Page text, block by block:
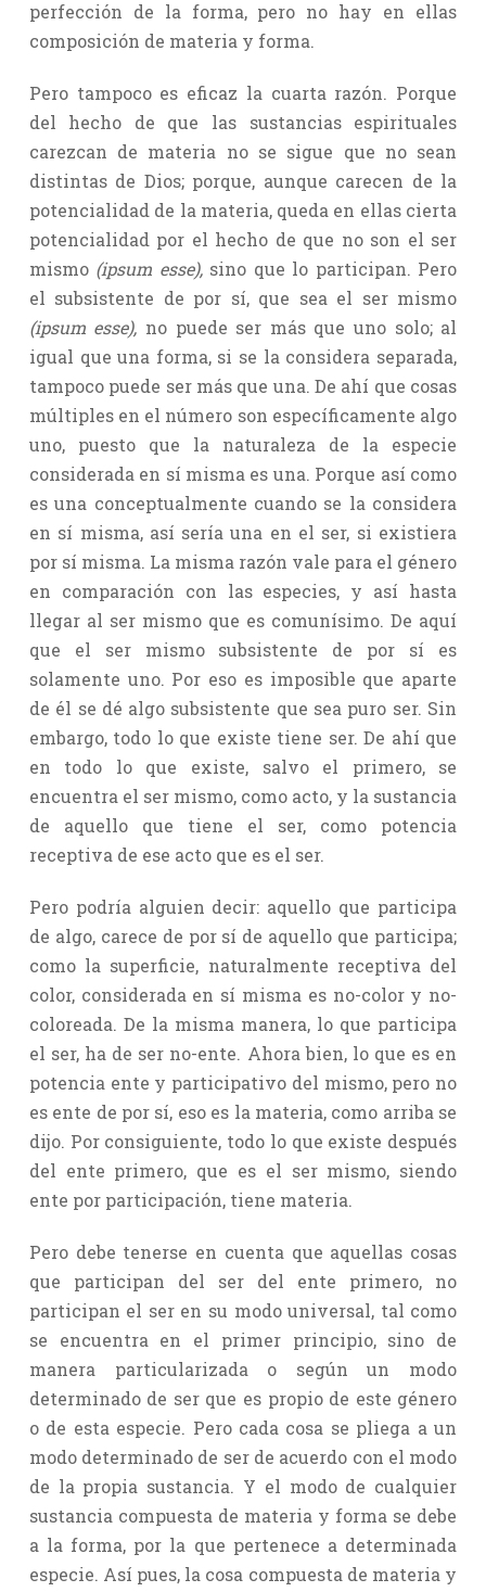
perfección de la forma, pero no hay en ellas
composición de materia y forma.
Pero tampoco es eficaz la cuarta razón. Porque
del hecho de que las sustancias espirituales
carezcan de materia no se sigue que no sean
distintas de Dios; porque, aunque carecen de la
potencialidad de la materia, queda en ellas cierta
potencialidad por el hecho de que no son el ser
mismo (ipsum esse), sino que lo participan. Pero
el subsistente de por sí, que sea el ser mismo
(ipsum esse), no puede ser más que uno solo; al
igual que una forma, si se la considera separada,
tampoco puede ser más que una. De ahí que cosas
múltiples en el número son específicamente algo
uno, puesto que la naturaleza de la especie
considerada en sí misma es una. Porque así como
es una conceptualmente cuando se la considera
en sí misma, así sería una en el ser, si existiera
por sí misma. La misma razón vale para el género
en comparación con las especies, y así hasta
llegar al ser mismo que es comunísimo. De aquí
que el ser mismo subsistente de por sí es
solamente uno. Por eso es imposible que aparte
de él se dé algo subsistente que sea puro ser. Sin
embargo, todo lo que existe tiene ser. De ahí que
en todo lo que existe, salvo el primero, se
encuentra el ser mismo, como acto, y la sustancia
de aquello que tiene el ser, como potencia
receptiva de ese acto que es el ser.
Pero podría alguien decir: aquello que participa
de algo, carece de por sí de aquello que participa;
como la superficie, naturalmente receptiva del
color, considerada en sí misma es no-color y no-
coloreada. De la misma manera, lo que participa
el ser, ha de ser no-ente. Ahora bien, lo que es en
potencia ente y participativo del mismo, pero no
es ente de por sí, eso es la materia, como arriba se
dijo. Por consiguiente, todo lo que existe después
del ente primero, que es el ser mismo, siendo
ente por participación, tiene materia.
Pero debe tenerse en cuenta que aquellas cosas
que participan del ser del ente primero, no
participan el ser en su modo universal, tal como
se encuentra en el primer principio, sino de
manera particularizada o según un modo
determinado de ser que es propio de este género
o de esta especie. Pero cada cosa se pliega a un
modo determinado de ser de acuerdo con el modo
de la propia sustancia. Y el modo de cualquier
sustancia compuesta de materia y forma se debe
a la forma, por la que pertenece a determinada
especie. Así pues, la cosa compuesta de materia y